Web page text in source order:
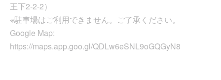
王下2-2-2）
※駐車場はご利用できません。ご了承ください。
Google Map:
https://maps.app.goo.gl/QDLw6eSNL9oGQGyN8